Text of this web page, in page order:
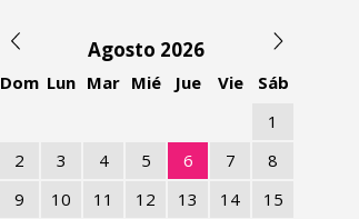
Agosto 2026
Dom Lun Mar Mié Jue Vie
Sáb
1
2
3 4 5 6 7
8
9
10 11 12 13 14
15